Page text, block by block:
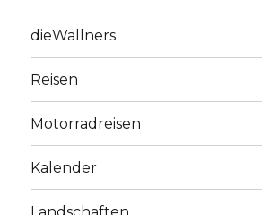
dieWallners
Reisen
Motorradreisen
Kalender